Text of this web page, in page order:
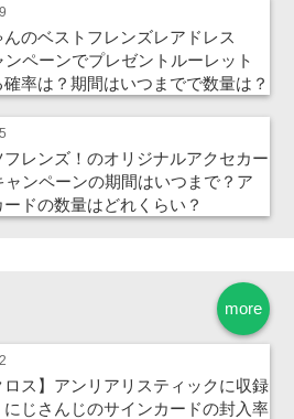
のベストフレンズレアドレス
ンペーンでプレゼントルーレット
確率は？期間はいつまでで数量は？
フレンズ！のオリジナルアクセカー
ャンペーンの期間はいつまで？ア
ドの数量はどれくらい？
more
ロス】アンリアリスティックに収録
にじさんじのサインカードの封入率